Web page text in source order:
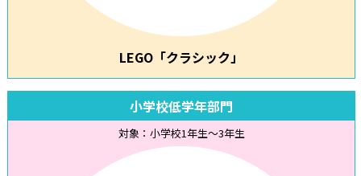
LEGO「クラシック」
小学校低学年部門
対象：小学校1年生～3年生